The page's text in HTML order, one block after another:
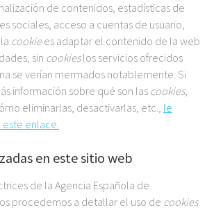
de contenidos, estadísticas de
sociales, acceso a cuentas de usuario,
cookiees adaptar el contenido de la web
sin cookieslos servicios ofrecidos
se verían mermados notablemente. Si
información sobre qué son las cookies,
eliminarlas, desactivarlas, etc., le
este enlace.
en este sitio web
de la Agencia Española de
procedemos a detallar el uso de cookies